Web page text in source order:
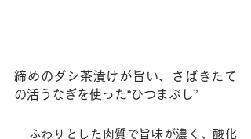
締めのダシ茶漬けが旨い、さばきたて
の活うなぎを使った“ひつまぶし”
ふわりとした肉質で旨味が濃く、酸化